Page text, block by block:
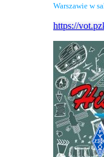
Warszawie w
https://